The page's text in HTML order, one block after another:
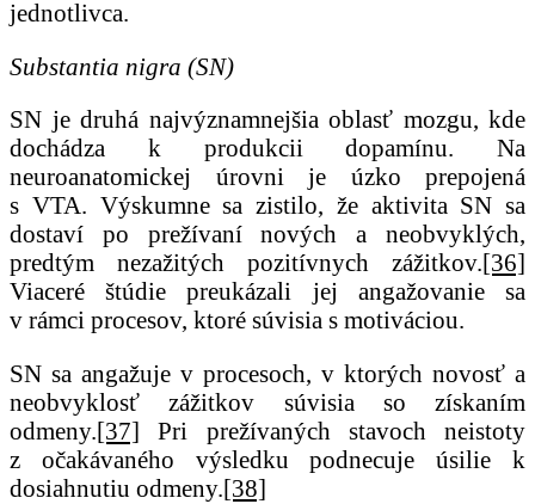
jednotlivca.
Substantia nigra (SN)
SN je druhá najvýznamnejšia oblasť mozgu, kde
dochádza k produkcii dopamínu. Na
neuroanatomickej úrovni je úzko prepojená
s VTA. Výskumne sa zistilo, že aktivita SN sa
dostaví po prežívaní nových a neobvyklých,
predtým nezažitých pozitívnych zážitkov.[36]
Viaceré štúdie preukázali jej angažovanie sa
v rámci procesov, ktoré súvisia s motiváciou.
SN sa angažuje v procesoch, v ktorých novosť a
neobvyklosť zážitkov súvisia so získaním
odmeny.[37] Pri prežívaných stavoch neistoty
z očakávaného výsledku podnecuje úsilie k
dosiahnutiu odmeny.[38]